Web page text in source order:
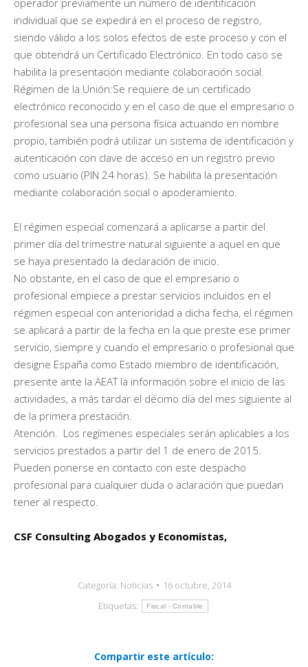
individual que se expedirá en el proceso de registro,
siendo válido a los solos efectos de este proceso y con el
que obtendrá un Certificado Electrónico. En todo caso se
habilita la presentación mediante colaboración social.
Régimen de la Unión:Se requiere de un certificado
electrónico reconocido y en el caso de que el empresario o
profesional sea una persona física actuando en nombre
propio, también podrá utilizar un sistema de identificación y
autenticación con clave de acceso en un registro previo
como usuario (PIN 24 horas). Se habilita la presentación
mediante colaboración social o apoderamiento.
El régimen especial comenzará a aplicarse a partir del
primer día del trimestre natural siguiente a aquel en que
se haya presentado la declaración de inicio.
No obstante, en el caso de que el empresario o
profesional empiece a prestar servicios incluidos en el
régimen especial con anterioridad a dicha fecha, el régimen
se aplicará a partir de la fecha en la que preste ese primer
servicio, siempre y cuando el empresario o profesional que
designe España como Estado miembro de identificación,
presente ante la AEAT la información sobre el inicio de las
actividades, a más tardar el décimo día del mes siguiente al
de la primera prestación.
Atención. Los regímenes especiales serán aplicables a los
servicios prestados a partir del 1 de enero de 2015.
Pueden ponerse en contacto con este despacho
profesional para cualquier duda o aclaración que puedan
tener al respecto.
CSF Consulting Abogados y Economistas,
Categoría: Noticias
16 octubre, 2014
Etiquetas:
Fiscal - Contable
Compartir este artículo: